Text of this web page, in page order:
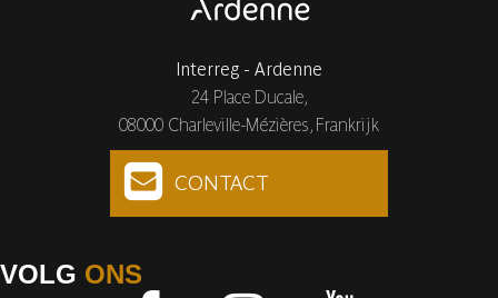
Interreg - Ardenne
24 Place Ducale,
08000 Charleville-Mézières, Frankrijk
CONTACT
VOLG ONS